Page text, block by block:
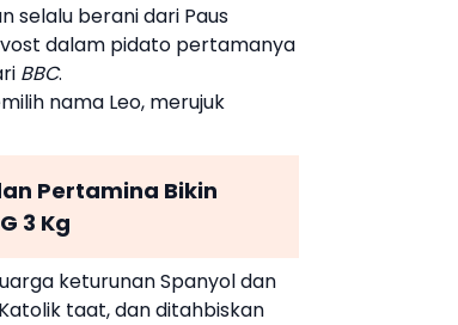
selalu berani dari Paus
dalam pidato pertamanya
BBC.
nama Leo, merujuk
Pertamina Bikin
3 Kg
keturunan Spanyol dan
taat, dan ditahbiskan